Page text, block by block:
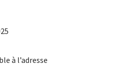
à l’adresse